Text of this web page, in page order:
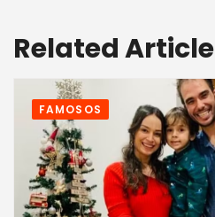
Related Article
FAMOSOS